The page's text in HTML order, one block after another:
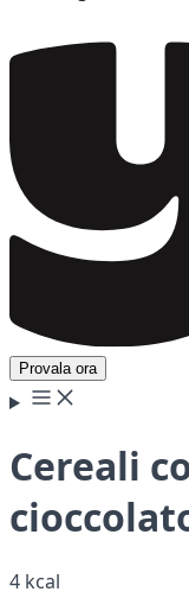
Provala ora
Cereali
4 kcal